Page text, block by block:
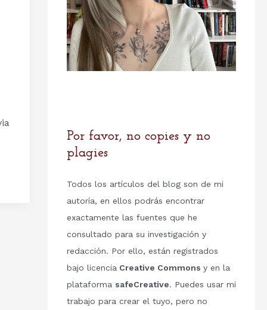
Por favor, no copies y no
plagies
Todos los artículos del blog son de mi
autoría, en ellos podrás encontrar
exactamente las fuentes que he
consultado para su investigación y
redacción. Por ello, están registrados
bajo licencia Creative Commons y en la
plataforma safeCreative. Puedes usar mi
trabajo para crear el tuyo, pero no